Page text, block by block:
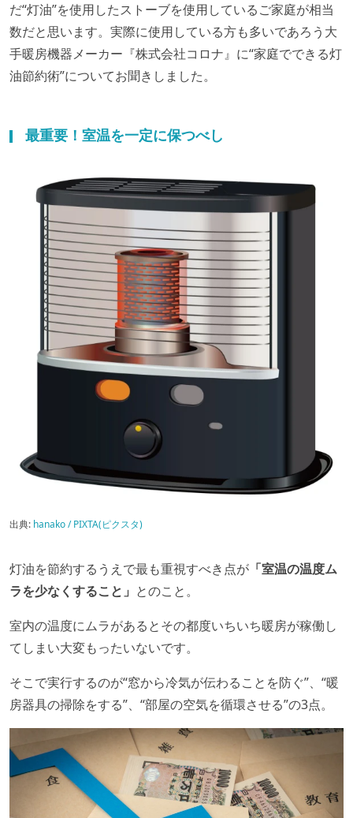
だ“灯油”を使用したストーブを使用しているご家庭が相当
数だと思います。実際に使用している方も多いであろう大
手暖房機器メーカー『株式会社コロナ』に“家庭でできる灯
油節約術”についてお聞きしました。
最重要！室温を一定に保つべし
出典: hanako / PIXTA(ピクスタ)
灯油を節約するうえで最も重視すべき点が 「室温の温度ム
ラを少なくすること」 とのこと。
室内の温度にムラがあるとその都度いちいち暖房が稼働し
てしまい大変もったいないです。
そこで実行するのが“窓から冷気が伝わることを防ぐ”、“暖
房器具の掃除をする”、“部屋の空気を循環させる”の3点。